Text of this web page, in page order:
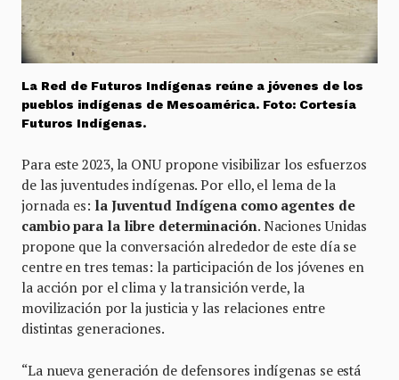
La Red de Futuros Indígenas reúne a jóvenes de los
pueblos indígenas de Mesoamérica. Foto: Cortesía
Futuros Indígenas.
Para este 2023, la ONU propone visibilizar los esfuerzos
de las juventudes indígenas. Por ello, el lema de la
jornada es: la Juventud Indígena como agentes de
cambio para la libre determinación. Naciones Unidas
propone que la conversación alrededor de este día se
centre en tres temas: la participación de los jóvenes en
la acción por el clima y la transición verde, la
movilización por la justicia y las relaciones entre
distintas generaciones.
“La nueva generación de defensores indígenas se está